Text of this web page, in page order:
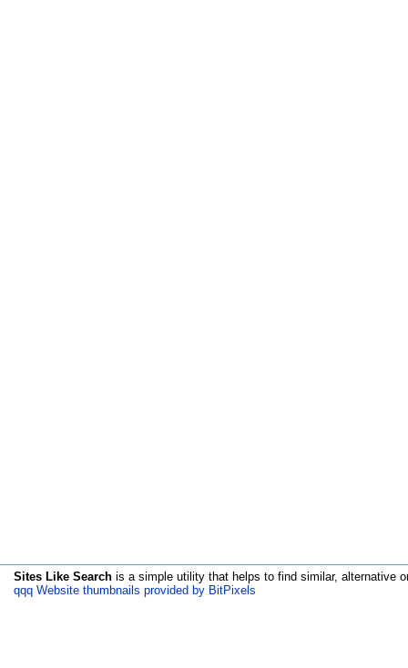
Sites Like Search is a simple utility that helps to find similar, alternative
qqq Website thumbnails provided by BitPixels